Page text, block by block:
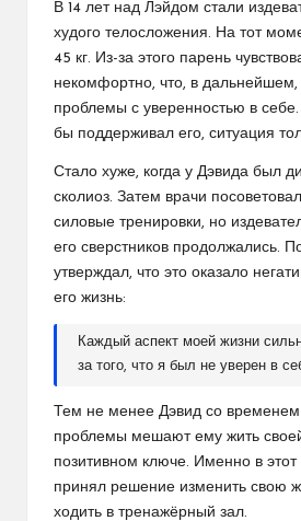
В 14 лет над Лэйдом стали
худого телосложения. На тот
45 кг. Из-за этого парень
некомфортно, что, в дальнейшем,
проблемы с уверенностью в
бы поддерживал его, ситуация
Стало хуже, когда у Дэвида был
сколиоз. Затем врачи
силовые тренировки, но
его сверстников продолжались.
утверждал, что это оказало
его жизнь:
Каждый аспект моей жизни
за того, что я был не уверен в
Тем не менее Дэвид со временем
проблемы мешают ему жить
позитивном ключе. Именно в
принял решение изменить свою
ходить в тренажёрный зал.